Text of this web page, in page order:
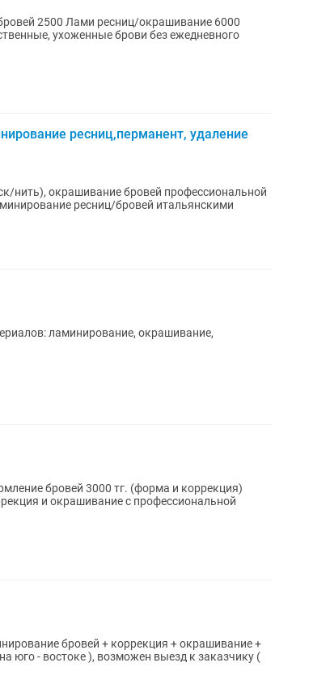
2500 Лами ресниц/окрашивание 6000
ухоженные брови без ежедневного
ресниц,перманент, удаление
нить), окрашивание бровей профессиональной
ресниц/бровей итальянскими
ламинирование, окрашивание,
и окрашивание с профессиональной